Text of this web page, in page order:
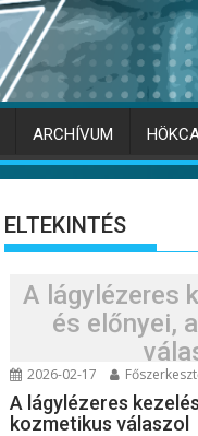
ARCHÍVUM
ELTEKINTÉS
A lágylézeres
és előnyei,
2026-02-17
A lágylézeres
kozmetikus válaszol